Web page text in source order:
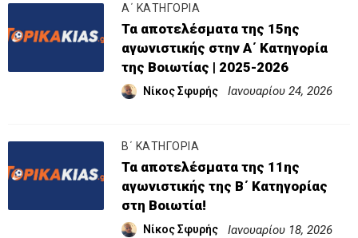
Α΄ ΚΑΤΗΓΟΡΙΑ
Τα αποτελέσματα της 15ης
αγωνιστικής στην Α΄ Κατηγορία
της Βοιωτίας | 2025-2026
Νίκος Σφυρής Ιανουαρίου 24, 2026
Β΄ ΚΑΤΗΓΟΡΙΑ
Τα αποτελέσματα της 11ης
αγωνιστικής της Β΄ Κατηγορίας
στη Βοιωτία!
Νίκος Σφυρής Ιανουαρίου 18, 2026